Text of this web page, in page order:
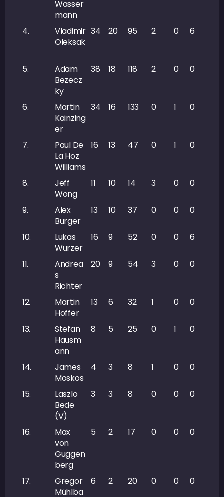
Wasser
mann
4.
Vladimir
Oleksak
34 20 95 2 0 6
5.
Adam
Bezecz
ky
38 18 118 2 0 0
6.
Martin
Kainzing
er
34 16 133 0 1 0
7.
Paul De
La Hoz
Williams
16 13 47 0 1 0
8.
Jeff
Wong
11 10 14 3 0 0
9.
Alex
Burger
13 10 37 0 0 0
10.
Lukas
Wurzer
16 9 52 0 0 6
11.
Andrea
s
Richter
20 9 54 3 0 0
12.
Martin
Hoffer
13 6 32 1 0 0
13.
Stefan
Hausm
ann
8 5 25 0 1 0
14.
James
Moskos
4 3 8 1 0 0
15.
Laszlo
Bede
(V)
3 3 8 0 0 0
16.
Max
von
Guggen
berg
5 2 17 0 0 0
17.
Gregor
Mühlba
6 2 20 0 0 0